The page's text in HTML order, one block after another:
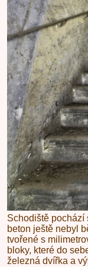
Schodiště pochází
beton ještě nebyl
tvořené s
bloky, které do
železná dvířka a